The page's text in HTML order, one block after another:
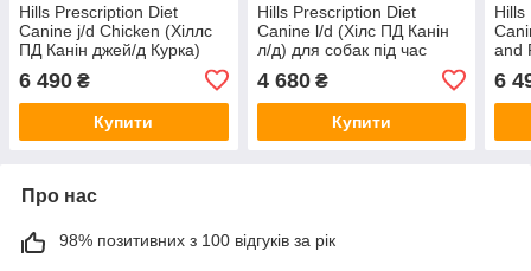
Hills Prescription Diet
Canine j/d Chicken (Хіллс
ПД Канін джей/д Курка)
суглобах
6 490 ₴
Купити
Hills Prescription Diet
Canine l/d (Хілс ПД Канін
л/д) для собак під час
ліпідозу
4 680₴
Купити
Hills
and
разі
6
Про нас
98% позитивних з 100 відгуків за рік